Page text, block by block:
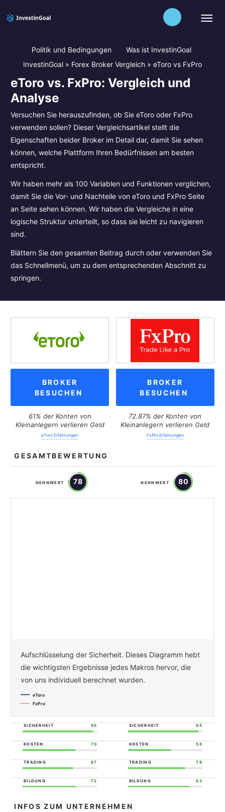
Politik und Bedingungen
Was ist InvestinGoal
InvestinGoal » Forex Broker Vergleich » eToro vs FxPro
eToro vs. FxPro: Vergleich und
Analyse
Versuchen Sie herauszufinden, ob Sie eToro oder FxPro
verwenden sollen? Dieser Vergleichsartikel stellt die
Eigenschaften beider Broker im Detail dar, damit Sie sehen
können, welche Plattform Ihren Bedürfnissen am besten
entspricht.
Wir haben mehr als 100 Variablen und Funktionen verglichen,
damit Sie die Vor- und Nachteile von eToro und FxPro Seite
an Seite sehen können. Wir haben die Vergleiche in eine
logische Struktur unterteilt, so dass sie leicht zu navigieren
sind.
Blättern Sie den gesamten Beitrag durch oder verwenden Sie
das Schnellmenü, um zu dem entsprechenden Abschnitt zu
springen.
BROKER
BESUCHEN
61% der Konten von
Kleinanlegern verlieren Geld
eToro Erfahrungen
BROKER
BESUCHEN
72.87% der Konten von
Kleinanlegern verlieren Geld
FxPro Erfahrungen
GESAMTBEWERTUNG
NENNWERT 78 NENNWERT 80
Aufschlüsselung der Sicherheit. Dieses Diagramm hebt
die wichtigsten Ergebnisse jedes Makros hervor, die
von uns individuell berechnet wurden.
eToro
FxPro
SICHERHEIT 95 SICHERHEIT 95
KOSTEN 70 KOSTEN 58
TRADING 67 TRADING 76
BILDUNG 72 BILDUNG 83
INFOS ZUM UNTERNEHMEN